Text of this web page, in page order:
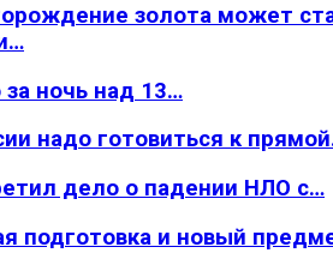
золота может
ночь над 13…
надо готовиться к
дело о падении НЛО с…
подготовка и новый